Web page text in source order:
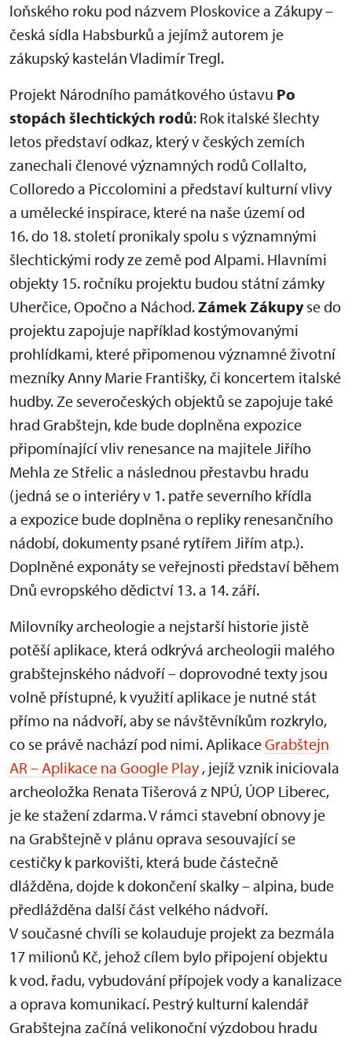
loňského roku pod názvem Ploskovice a Zákupy –
česká sídla Habsburků a jejímž autorem je
zákupský kastelán Vladimír Tregl.
Projekt Národního památkového ústavu Po
stopách šlechtických rodů: Rok italské šlechty
letos představí odkaz, který v českých zemích
zanechali členové významných rodů Collalto,
Colloredo a Piccolomini a představí kulturní vlivy
a umělecké inspirace, které na naše území od
16. do 18. století pronikaly spolu s významnými
šlechtickými rody ze země pod Alpami. Hlavními
objekty 15. ročníku projektu budou státní zámky
Uherčice, Opočno a Náchod.Zámek Zákupyse do
projektu zapojuje například kostýmovanými
prohlídkami, které připomenou významné životní
mezníky Anny Marie Františky, či koncertem italské
hudby. Ze severočeských objektů se zapojuje také
hrad Grabštejn, kde bude doplněna expozice
připomínající vliv renesance na majitele Jiřího
Mehla ze Střelic a následnou přestavbu hradu
(jedná se o interiéry v 1. patře severního křídla
a expozice bude doplněna o repliky renesančního
nádobí, dokumenty psané rytířem Jiřím atp.).
Doplněné exponáty se veřejnosti představí během
Dnů evropského dědictví 13. a 14. září.
Milovníky archeologie a nejstarší historie jistě
potěší aplikace, která odkrývá archeologii malého
grabštejnského nádvoří – doprovodné texty jsou
volně přístupné, k využití aplikace je nutné stát
přímo na nádvoří, aby se návštěvníkům rozkrylo,
co se právě nachází pod nimi. AplikaceGrabštejn
AR – Aplikace na Google Play, jejíž vznik iniciovala
archeoložka Renata Tišerová z NPÚ, ÚOP Liberec,
je ke stažení zdarma. V rámci stavební obnovy je
na Grabštejně v plánu oprava sesouvající se
cestičky k parkovišti, která bude částečně
dlážděna, dojde k dokončení skalky – alpina, bude
předlážděna další část velkého nádvoří.
V současné chvíli se kolauduje projekt za bezmála
17 milionů Kč, jehož cílem bylo připojení objektu
k vod. řadu, vybudování přípojek vody a kanalizace
a oprava komunikací. Pestrý kulturní kalendář
Grabštejna začíná velikonoční výzdobou hradu